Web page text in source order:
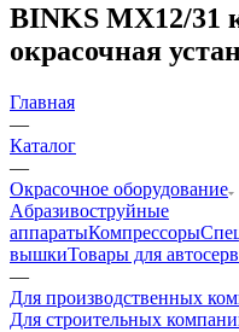
BINKS MX12/31
окрасочная
Главная
—
Каталог
—
Окрасочное оборудование
Aбразивоструйные
аппаратыКомпрессоры
вышкиТовары для
—
Для производственных
Для строительных